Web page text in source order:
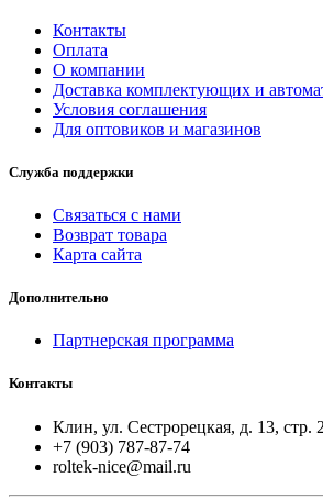
Контакты
Оплата
О компании
Доставка комплектующих и
Условия соглашения
Для оптовиков и магазинов
Служба поддержки
Связаться с нами
Возврат товара
Карта сайта
Дополнительно
Партнерская программа
Контакты
Клин, ул. Сестрорецкая, д. 13, стр. 2
+7 (903) 787-87-74
roltek-nice@mail.ru